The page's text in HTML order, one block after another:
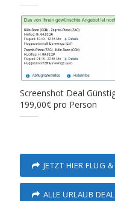
Screenshot Deal
199,00€ pro Person
JETZT HIER FLUG
ALLE URLAUB